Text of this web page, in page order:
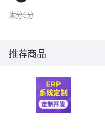
满分5分
推荐商品